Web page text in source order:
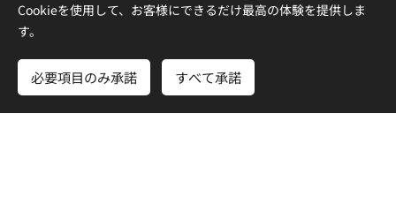
Cookieを使用して、お客様にできるだけ最高の体験を提供しま
す。
必要項目のみ承諾 すべて承諾